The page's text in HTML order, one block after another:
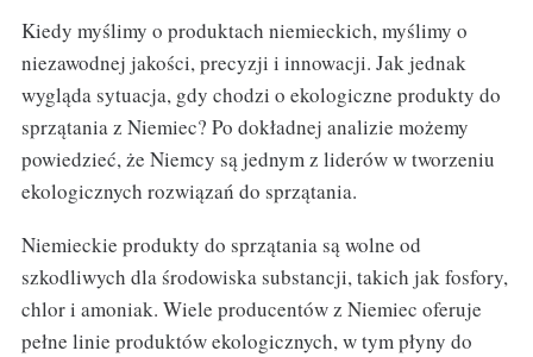
Kiedy myślimy o produktach niemieckich, myślimy o
niezawodnej jakości, precyzji i innowacji. Jak jednak
wygląda sytuacja, gdy chodzi o ekologiczne produkty do
sprzątania z Niemiec? Po dokładnej analizie możemy
powiedzieć, że Niemcy są jednym z liderów w tworzeniu
ekologicznych rozwiązań do sprzątania.
Niemieckie produkty do sprzątania są wolne od
szkodliwych dla środowiska substancji, takich jak fosfory,
chlor i amoniak. Wiele producentów z Niemiec oferuje
pełne linie produktów ekologicznych, w tym płyny do